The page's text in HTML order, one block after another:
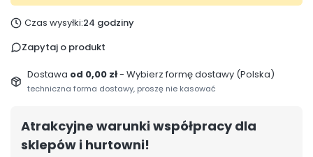
Czas wysyłki:24 godziny
Zapytaj o produkt
Dostawa od 0,00 zł- Wybierz formę dostawy (Polska)
techniczna forma dostawy, proszę nie kasować
Atrakcyjne warunki współpracy dla
sklepów i hurtowni!